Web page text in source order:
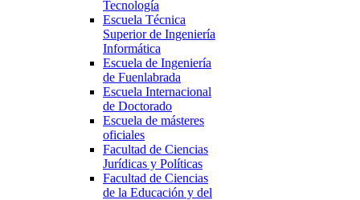
Tecnología
Escuela Técnica
Superior de Ingeniería
Informática
Escuela de Ingeniería
de Fuenlabrada
Escuela Internacional
de Doctorado
Escuela de másteres
oficiales
Facultad de Ciencias
Jurídicas y Políticas
Facultad de Ciencias
de la Educación y del